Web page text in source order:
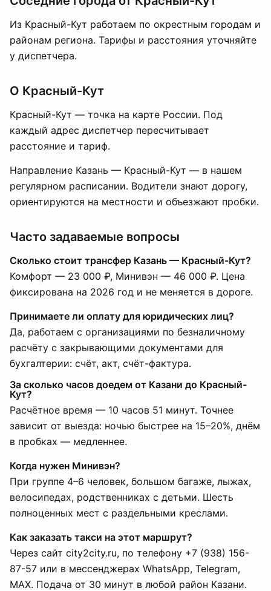
Из Красный-Кут работаем по окрестным городам и
районам региона. Тарифы и расстояния уточняйте
у диспетчера.
О Красный-Кут
Красный-Кут — точка на карте России. Под
каждый адрес диспетчер пересчитывает
расстояние и тариф.
Направление Казань — Красный-Кут — в нашем
регулярном расписании. Водители знают дорогу,
ориентируются на местности и объезжают пробки.
Часто задаваемые вопросы
Сколько стоит трансфер Казань — Красный-Кут?
Комфорт — 23 000 ₽, Минивэн — 46 000 ₽. Цена
фиксирована на 2026 год и не меняется в дороге.
Принимаете ли оплату для юридических лиц?
Да, работаем с организациями по безналичному
расчёту с закрывающими документами для
бухгалтерии: счёт, акт, счёт-фактура.
За сколько часов доедем от Казани до Красный-
Кут?
Расчётное время — 10 часов 51 минут. Точнее
зависит от выезда: ночью быстрее на 15–20%, днём
в пробках — медленнее.
Когда нужен Минивэн?
При группе 4–6 человек, большом багаже, лыжах,
велосипедах, родственниках с детьми. Шесть
полноценных мест с раздельными креслами.
Как заказать такси на этот маршрут?
Через сайт city2city.ru, по телефону +7 (938) 156-
87-57 или в мессенджерах WhatsApp, Telegram,
MAX. Подача от 30 минут в любой район Казани.